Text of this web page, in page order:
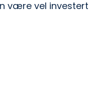
være vel investert